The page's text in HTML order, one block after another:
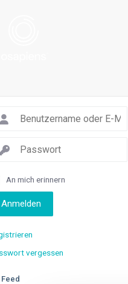
An mich erinnern
Anmelden
vergessen
Feed